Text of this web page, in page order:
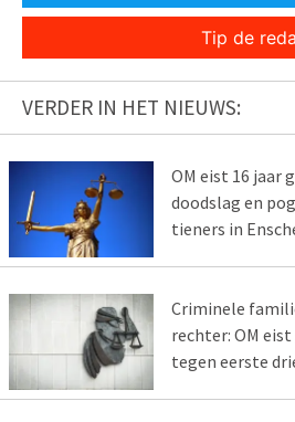
Tip de
VERDER IN HET NIEUWS:
OM eist 16 jaar
doodslag en
tieners in
Criminele
rechter: OM
tegen eerste